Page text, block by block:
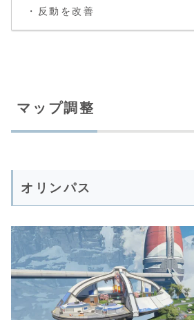
・反動を改善
マップ調整
オリンパス